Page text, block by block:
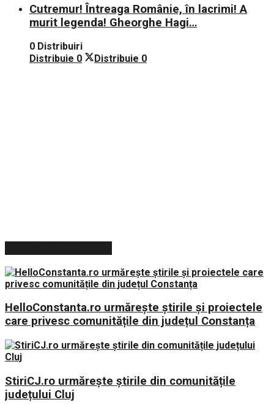
Cutremur! Întreaga Românie, în lacrimi! A
murit legenda! Gheorghe Hagi…
0 Distribuiri
Distribuie 0 Distribuie 0
HelloConstanta.ro urmărește știrile și proiectele
care privesc comunitățile din județul Constanța
StiriCJ.ro urmărește știrile din comunitățile
județului Cluj